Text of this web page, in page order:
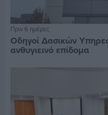
Πριν 6 ημέρες
Οδηγοί Δασικών
ανθυγιεινό επίδομα